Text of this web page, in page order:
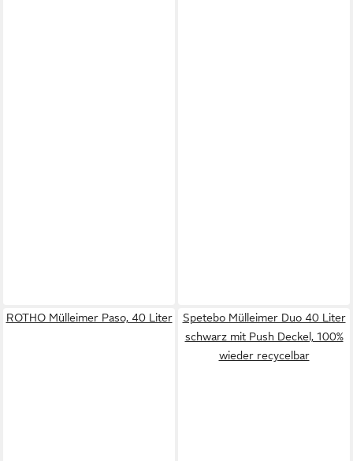
ROTHO Mülleimer Paso, 40 Liter
Spetebo Mülleimer Duo 40 Liter
schwarz mit Push Deckel, 100%
wieder recycelbar